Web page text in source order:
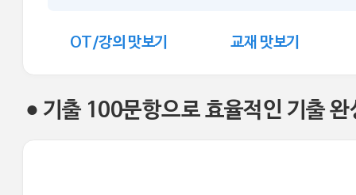
OT/강의 맛보기 교재 맛보기
● 기출 100문항으로 효율적인 기출 완